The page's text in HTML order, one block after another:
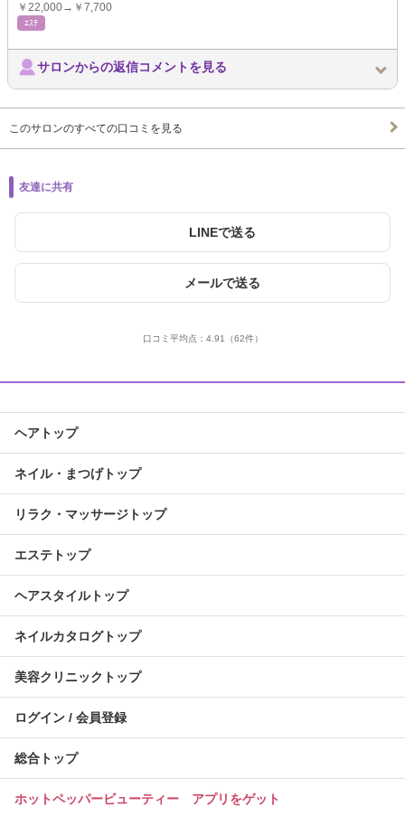
￥22,000→￥7,700
ｴｽﾃ
サロンからの返信コメントを見る
このサロンのすべての口コミを見る
友達に共有
LINEで送る
メールで送る
口コミ平均点： 4.91 （62件）
ヘアトップ
ネイル・まつげトップ
リラク・マッサージトップ
エステトップ
ヘアスタイルトップ
ネイルカタログトップ
美容クリニックトップ
ログイン / 会員登録
総合トップ
ホットペッパービューティー アプリをゲット